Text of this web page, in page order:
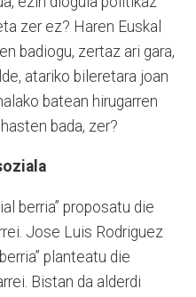
zer ez? Haren Euskal
badiogu, zertaz ari gara,
atariko bileretara joan
batean hirugarren
bada, zer?
berria” proposatu die
. Jose Luis Rodriguez
planteatu die
Bistan da alderdi